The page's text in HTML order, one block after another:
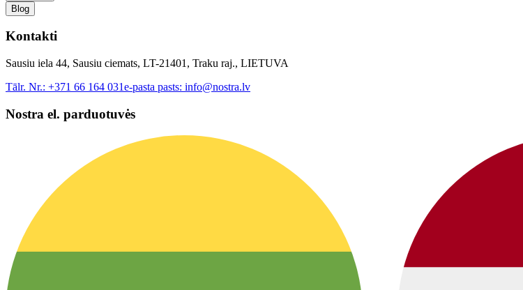
Blog
Kontakti
Sausiu iela 44, Sausiu ciemats, LT-21401, Traku raj., LIETUVA
Tālr. Nr.: +371 66 164 031e-pasta pasts: info@nostra.lv
Nostra el. parduotuvės